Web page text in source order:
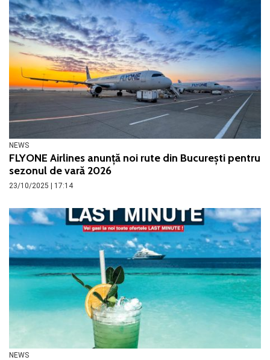
NEWS
FLYONE Airlines anunță noi rute din București pentru
sezonul de vară 2026
23/10/2025 | 17:14
NEWS